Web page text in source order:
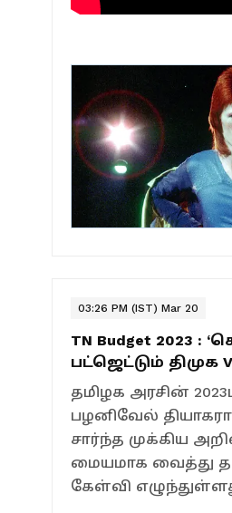
03:26 PM (IST) Mar 20
TN Budget 2023
பட்ஜெட்டும்
தமிழக அரசின்
பழனிவேல்
சார்ந்த முக்கிய
மையமாக வைத்து
கேள்வி